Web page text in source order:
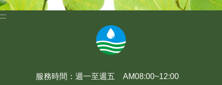
:::
服務時間：週一至週五 AM08:00~12:00